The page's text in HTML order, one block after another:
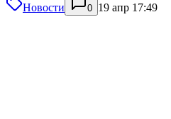
Новости 0 19 апр 17:49